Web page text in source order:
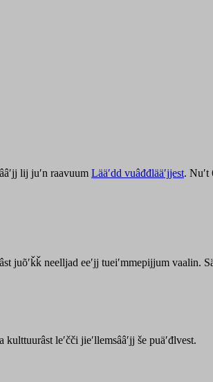
lij juʹn raavuum Lääʹdd vuâđđlääʹjjest. Nuʹt
neelljad eeʹjj tueiʹmmepijjum vaalin.
kulttuurâst leʹčči jieʹllemsââʹjj še puäʹđlvest.